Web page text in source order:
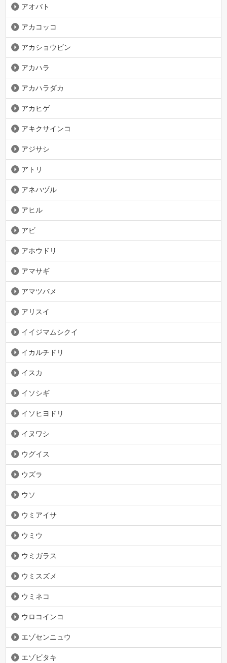
アオバト
アカコッコ
アカショウビン
アカハラ
アカハラダカ
アカヒゲ
アキクサインコ
アジサシ
アトリ
アネハヅル
アヒル
アビ
アホウドリ
アマサギ
アマツバメ
アリスイ
イイジマムシクイ
イカルチドリ
イスカ
イソシギ
イソヒヨドリ
イヌワシ
ウグイス
ウズラ
ウソ
ウミアイサ
ウミウ
ウミガラス
ウミスズメ
ウミネコ
ウロコインコ
エゾセンニュウ
エゾビタキ